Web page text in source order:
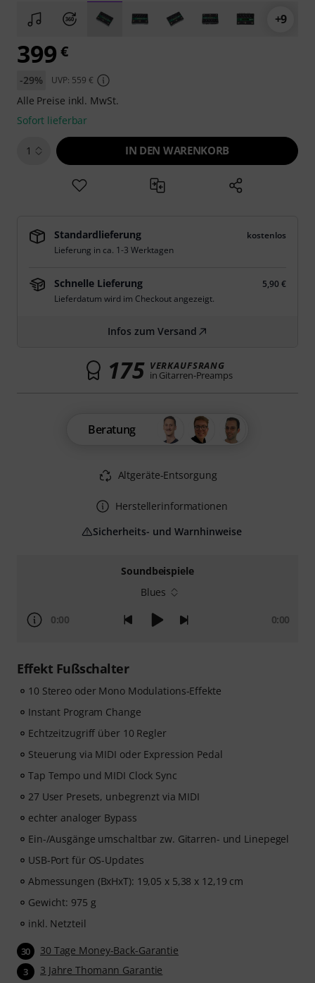
+9
Soundbeispiele
Blues
0:00 0:00
Effekt Fußschalter
10 Stereo oder Mono Modulations-Effekte
Instant Program Change
Echtzeitzugriff über 10 Regler
Steuerung via MIDI oder Expression Pedal
Tap Tempo und MIDI Clock Sync
27 User Presets, unbegrenzt via MIDI
echter analoger Bypass
Ein-/Ausgänge umschaltbar zw. Gitarren- und Linepegel
USB-Port für OS-Updates
Abmessungen (BxHxT): 19,05 x 5,38 x 12,19 cm
Gewicht: 975 g
inkl. Netzteil
30 30 Tage Money-Back-Garantie
3 3 Jahre Thomann Garantie
399 €
-29% UVP: 559 €
Alle Preise inkl. MwSt.
Sofort lieferbar
1 IN DEN WARENKORB
Standardlieferung
kostenlos
Lieferung in ca. 1-3 Werktagen
Schnelle Lieferung
5,90 €
Lieferdatum wird im Checkout angezeigt.
Infos zum Versand
175 VERKAUFSRANG
in Gitarren-Preamps
Beratung
Altgeräte-Entsorgung
Herstellerinformationen
Sicherheits- und Warnhinweise